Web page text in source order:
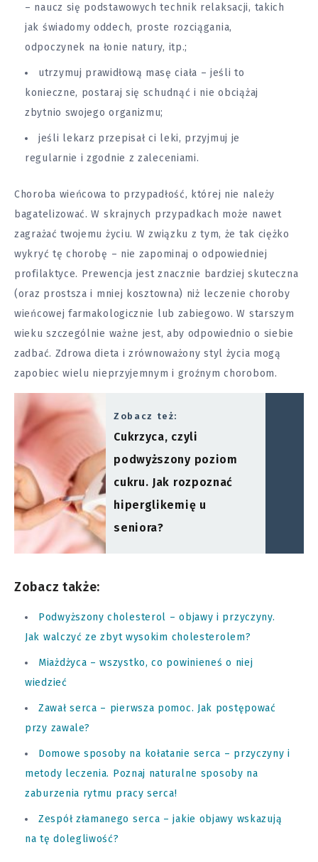
– naucz się podstawowych technik relaksacji, takich
jak świadomy oddech, proste rozciągania,
odpoczynek na łonie natury, itp.;
utrzymuj prawidłową masę ciała – jeśli to
konieczne, postaraj się schudnąć i nie obciążaj
zbytnio swojego organizmu;
jeśli lekarz przepisał ci leki, przyjmuj je
regularnie i zgodnie z zaleceniami.
Choroba wieńcowa to przypadłość, której nie należy
bagatelizować. W skrajnych przypadkach może nawet
zagrażać twojemu życiu. W związku z tym, że tak ciężko
wykryć tę chorobę – nie zapominaj o odpowiedniej
profilaktyce. Prewencja jest znacznie bardziej skuteczna
(oraz prostsza i mniej kosztowna) niż leczenie choroby
wieńcowej farmakologicznie lub zabiegowo. W starszym
wieku szczególnie ważne jest, aby odpowiednio o siebie
zadbać. Zdrowa dieta i zrównoważony styl życia mogą
zapobiec wielu nieprzyjemnym i groźnym chorobom.
Zobacz też:
Cukrzyca, czyli
podwyższony poziom
cukru. Jak rozpoznać
hiperglikemię u
seniora?
Zobacz także:
Podwyższony cholesterol – objawy i przyczyny.
Jak walczyć ze zbyt wysokim cholesterolem?
Miażdżyca – wszystko, co powinieneś o niej
wiedzieć
Zawał serca – pierwsza pomoc. Jak postępować
przy zawale?
Domowe sposoby na kołatanie serca – przyczyny i
metody leczenia. Poznaj naturalne sposoby na
zaburzenia rytmu pracy serca!
Zespół złamanego serca – jakie objawy wskazują
na tę dolegliwość?